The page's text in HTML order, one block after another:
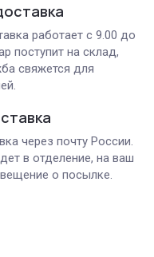
работает с 9.00 до
поступит на склад,
свяжется для
через почту России.
в отделение, на ваш
о посылке.